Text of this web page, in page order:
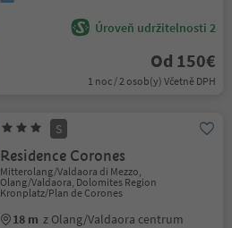
Úroveň udržitelnosti 2
Od 150€
1 noc / 2 osob(y) Včetně DPH
S
Residence Corones
Mitterolang/Valdaora di Mezzo,
Olang/Valdaora, Dolomites Region
Kronplatz/Plan de Corones
18 m z Olang/Valdaora centrum